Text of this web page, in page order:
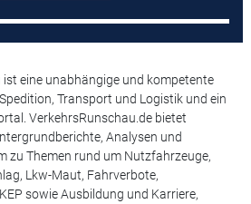
ist eine unabhängige und kompetente
Transport und Logistik und ein
VerkehrsRunschau.de bietet
Analysen und
zu Themen rund um Nutzfahrzeuge,
Lkw-Maut, Fahrverbote,
sowie Ausbildung und Karriere,